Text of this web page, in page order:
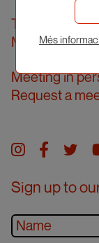
Telephone
Monday to
Meeting in
Request a
Instagram
facebook
Sign up to
Més